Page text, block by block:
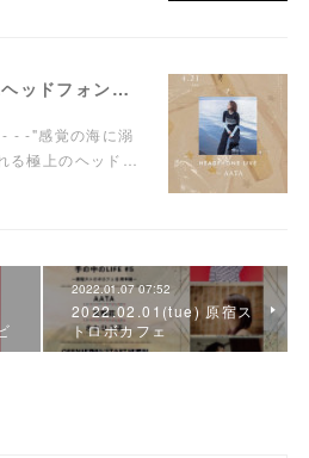
【LIVE】4/21(火)AATAヘッドフォンワンマンライブ開催！
- -"感覚の海に溺
る極上のヘッド…
2022.01.07 07:52
2022.02.01(tue) 原宿ス
トロボカフェ